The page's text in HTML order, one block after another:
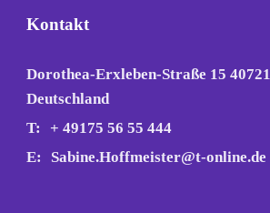
Kontakt
Dorothea-Erxleben-Straße 15
Deutschland
T:
+ 49175 56 55 444
E:
Sabine.Hoffmeister@t-online.de